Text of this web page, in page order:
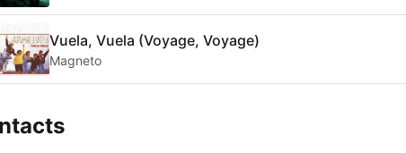
Vuela, Vuela (Voyage, Voyage)
Magneto